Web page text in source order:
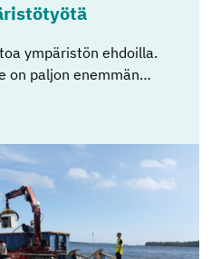
ympäristön ehdoilla.
on paljon enemmän…